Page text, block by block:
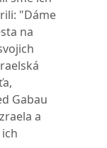
"Dáme
na
Gabau
a